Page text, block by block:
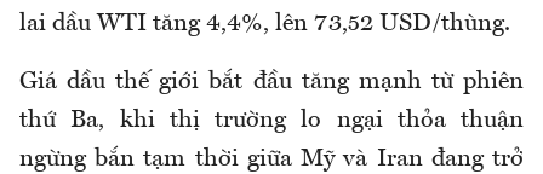
lai dầu WTI tăng 4,4%, lên 73,52 USD/thùng.
Giá dầu thế giới bắt đầu tăng mạnh từ phiên
thứ Ba, khi thị trường lo ngại thỏa thuận
ngừng bắn tạm thời giữa Mỹ và Iran đang trở